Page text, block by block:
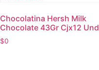
Chocolatina Hersh Milk
Chocolate 43Gr Cjx12 Und
$0